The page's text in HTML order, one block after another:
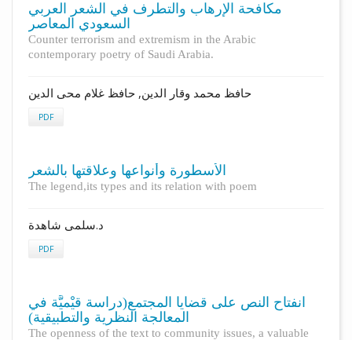
مکافحة الإرهاب والتطرف في الشعر العربي
السعودي المعاصر
Counter terrorism and extremism in the Arabic
contemporary poetry of Saudi Arabia.
حافظ محمد وقار الدین, حافظ غلام محی الدین
PDF
الأسطورة وأنواعها وعلاقتها بالشعر
The legend,its types and its relation with poem
د.سلمى شاهدة
PDF
انفتاح النص على قضايا المجتمع(دراسة قيْميَّة في
المعالجة النظرية والتطبيقية)
The openness of the text to community issues, a valuable